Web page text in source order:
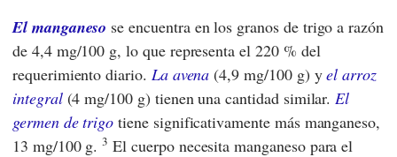
El manganeso se encuentra en los granos de trigo a razón
de 4,4 mg/100 g, lo que representa el 220 % del
requerimiento diario. La avena (4,9 mg/100 g) yel arroz
integral(4 mg/100 g) tienen una cantidad similar. El
germen de trigo tiene significativamente más manganeso,
13 mg/100 g.3 El cuerpo necesita manganeso para el